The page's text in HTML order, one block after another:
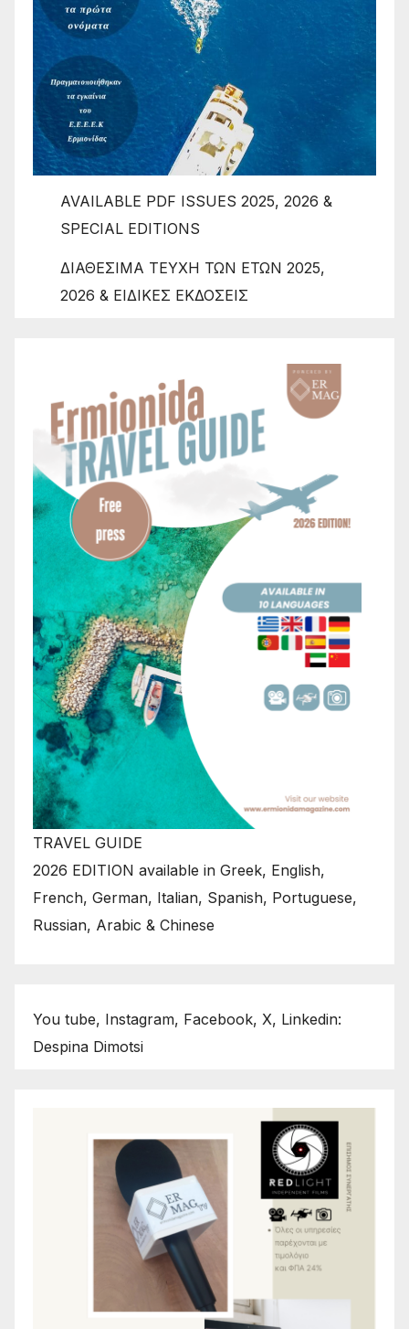
AVAILABLE PDF ISSUES 2025, 2026 &
SPECIAL EDITIONS
ΔΙΑΘΕΣΙΜΑ ΤΕΥΧΗ ΤΩΝ ΕΤΩΝ 2025,
2026 & ΕΙΔΙΚΕΣ ΕΚΔΟΣΕΙΣ
TRAVEL GUIDE
2026 EDITION available in Greek, English,
French, German, Italian, Spanish, Portuguese,
Russian, Arabic & Chinese
You tube, Instagram, Facebook, X, Linkedin:
Despina Dimotsi